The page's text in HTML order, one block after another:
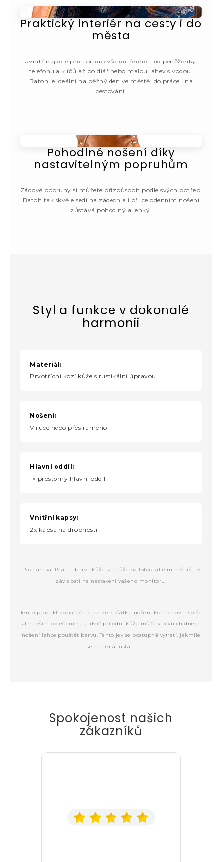
Praktický interiér na cesty i do
města
Uvnitř najdete prostor pro vše potřebné – od peněženky,
telefonu a klíčů až po diář nebo malou lahev s vodou.
Batoh je ideální na běžný den ve městě, do práce i na
cestování.
Pohodlné nošení díky
nastavitelným popruhům
Zádové popruhy si můžete přizpůsobit podle svých potřeb.
Batoh tak skvěle sedí na zádech a i při celodenním nošení
zůstává pohodlný a lehký.
Styl a funkce v dokonalé
harmonii
Materiál:
Prvotřídní kozí kůže s rustikální úpravou
Nošení:
V ruce nebo přes rameno
Hlavní oddíl:
1× prostorný hlavní oddíl
Vnitřní kapsy:
2x kapsa na drobnosti
Poznámka: Reálná barva kůže se může od fotografie mírně lišit v
závislosti na nastavení vašeho monitoru.
Tento produkt doporučujeme ze začátku nošení kombinovat spíše
s tmavším oblečením, jelikož přírodní kůže může v prvních dnech
nošení lehce pouštět barvu. Tento jev se postupně vytratí, jakmile
se materiál ustálí.
Spokojenost našich
zákazníků